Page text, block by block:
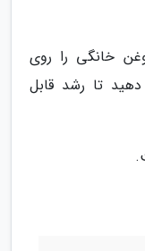
روغن خانگی را روی
تا رشد قابل